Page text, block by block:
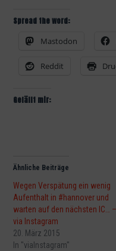
Spread the word:
Mastodon
Reddit
Gefällt mir:
Ähnliche Beiträge
Wegen Verspätung ein wenig
Aufenthalt in #hannover und
warten auf den nächsten IC… –
via Instagram
20. März 2015
In "viaInstagram"